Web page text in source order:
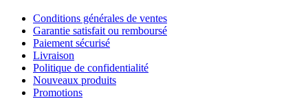
Conditions générales de ventes
Garantie satisfait ou remboursé
Paiement sécurisé
Livraison
Politique de confidentialité
Nouveaux produits
Promotions